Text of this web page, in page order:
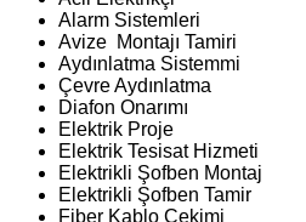
Alarm Sistemleri
Avize Montajı Tamiri
Aydınlatma Sistemmi
Çevre Aydınlatma
Diafon Onarımı
Elektrik Proje
Elektrik Tesisat Hizmeti
Elektrikli Şofben Montaj
Elektrikli Şofben Tamir
Fiber Kablo Çekimi